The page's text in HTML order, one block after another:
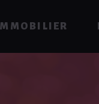
IMMOBILIER